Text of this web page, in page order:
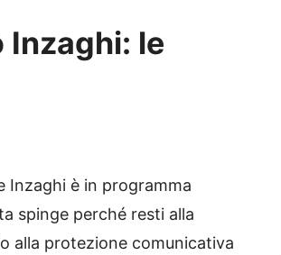
Inzaghi: le
Inzaghi è in programma
spinge perché resti alla
alla protezione comunicativa